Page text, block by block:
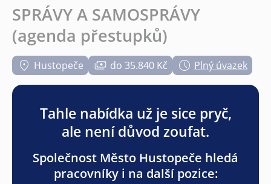
SPRÁVY A SAMOSPRÁVY
(agenda přestupků)
Hustopeče do 35.840 Kč Plný úvazek
Tahle nabídka už je sice pryč,
ale není důvod zoufat.
Společnost Město Hustopeče hledá
pracovníky i na další pozice: